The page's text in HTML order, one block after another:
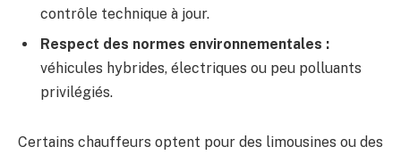
contrôle technique à jour.
Respect des normes environnementales :
véhicules hybrides, électriques ou peu polluants
privilégiés.
Certains chauffeurs optent pour des limousines ou des